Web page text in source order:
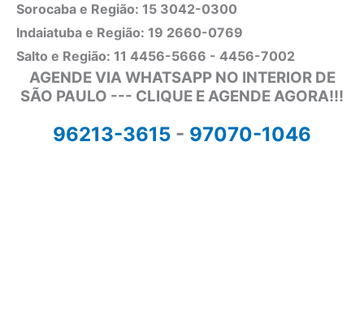
Sorocaba e Região: 15 3042-0300
Indaiatuba e Região: 19 2660-0769
Salto e Região: 11 4456-5666 - 4456-7002
AGENDE VIA WHATSAPP NO INTERIOR DE
SÃO PAULO --- CLIQUE E AGENDE AGORA!!!
96213-3615 - 97070-1046